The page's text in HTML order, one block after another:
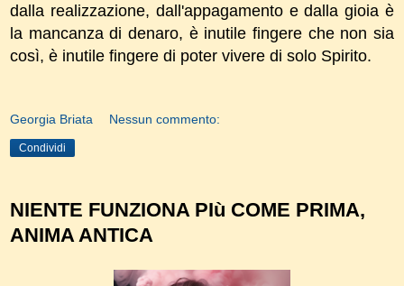
dalla realizzazione, dall'appagamento e dalla gioia è
la mancanza di denaro, è inutile fingere che non sia
così, è inutile fingere di poter vivere di solo Spirito.
Georgia Briata Nessun commento:
Condividi
NIENTE FUNZIONA PIù COME PRIMA,
ANIMA ANTICA